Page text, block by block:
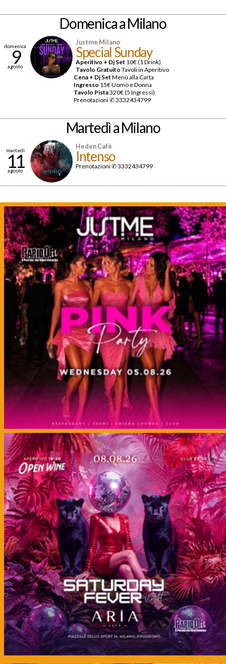
Domenicaa Milano
domenica
9
agosto
Justme Milano
Special Sunday
Aperitivo + Dj Set 10€ (1 Drink)
Tavolo Gratuito Tavoli in Aperitivo
Cena + Dj Set Menù alla Carta
Ingresso 15€ Uomo e Donna
Tavolo Pista320€ (5 Ingressi)
Prenotazioni ✆ 3332434799
Martedìa Milano
martedì
11
agosto
Heden Cafè
Intenso
Prenotazioni ✆3332434799